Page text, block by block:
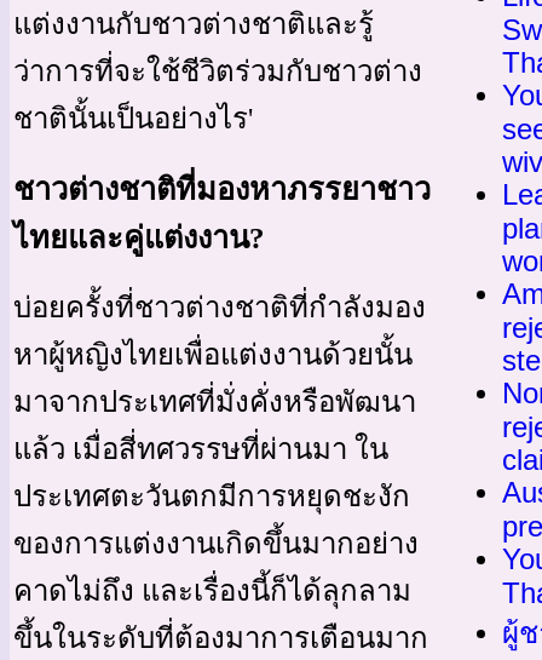
แต่งงานกับชาวต่างชาติและรู้
ว่าการที่จะใช้ชีวิตร่วมกับชาวต่าง
ชาตินั้นเป็นอย่างไร'
ชาวต่างชาติที่มองหาภรรยาชาว
ไทยและคู่แต่งงาน?
บ่อยครั้งที่ชาวต่างชาติที่กำลังมอง
หาผู้หญิงไทยเพื่อแต่งงานด้วยนั้น
มาจากประเทศที่มั่งคั่งหรือพัฒนา
แล้ว เมื่อสี่ทศวรรษที่ผ่านมา ใน
ประเทศตะวันตกมีการหยุดชะงัก
ของการแต่งงานเกิดขึ้นมากอย่าง
คาดไม่ถึง และเรื่องนี้ก็ได้ลุกลาม
ขึ้นในระดับที่ต้องมาการเตือนมาก
ผู้